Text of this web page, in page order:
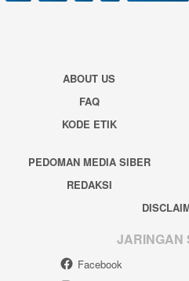
ABOUT US
FAQ
KODE ETIK
PEDOMAN MEDIA SIBER
REDAKSI
JARINGAN
Facebook